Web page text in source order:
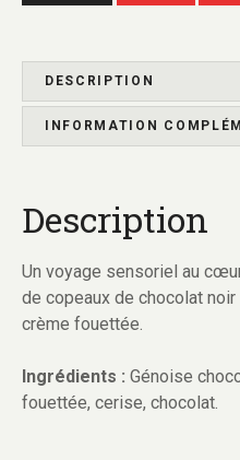
DESCRIPTION
INFORMATION
Description
Un voyage sensoriel au
de copeaux de chocolat
crème fouettée.
Ingrédients : Génoise
fouettée, cerise, chocolat.